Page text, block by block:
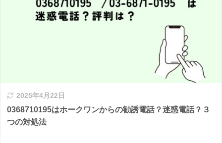
2025年4月22日
0368710195はホークワンからの勧誘電話？迷惑電話？３
つの対処法